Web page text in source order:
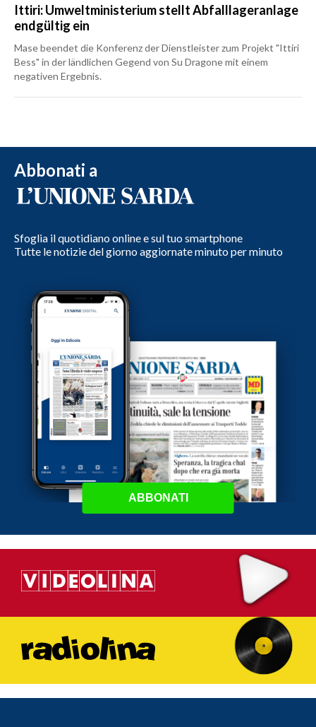
Ittiri: Umweltministerium stellt Abfalllageranlage
endgültig ein
Mase beendet die Konferenz der Dienstleister zum Projekt "Ittiri
Bess" in der ländlichen Gegend von Su Dragone mit einem
negativen Ergebnis.
Abbonati a
Sfoglia il quotidiano online e sul tuo smartphone
Tutte le notizie del giorno aggiornate minuto per minuto
ABBONATI